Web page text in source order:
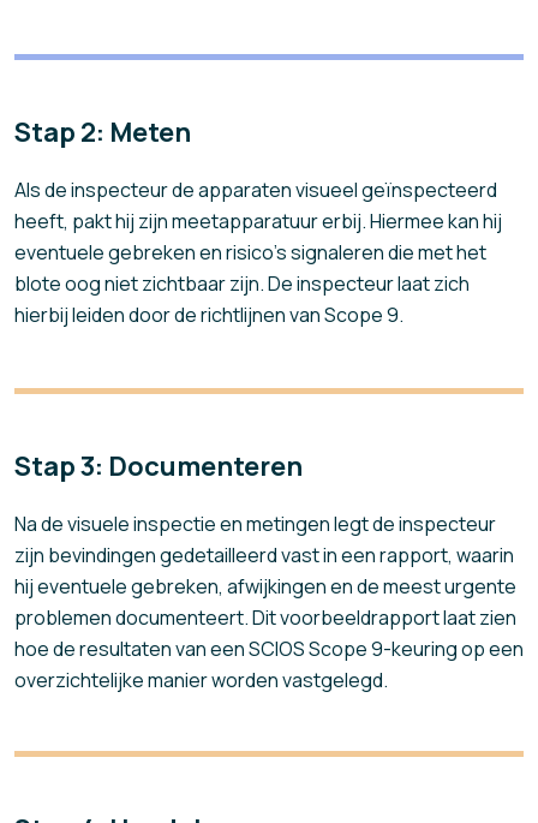
Stap 2: Meten
Als de inspecteur de apparaten visueel geïnspecteerd
heeft, pakt hij zijn meetapparatuur erbij. Hiermee kan hij
eventuele gebreken en risico’s signaleren die met het
blote oog niet zichtbaar zijn. De inspecteur laat zich
hierbij leiden door de richtlijnen van Scope 9.
Stap 3: Documenteren
Na de visuele inspectie en metingen legt de inspecteur
zijn bevindingen gedetailleerd vast in een rapport, waarin
hij eventuele gebreken, afwijkingen en de meest urgente
problemen documenteert. Dit voorbeeldrapport laat zien
hoe de resultaten van een SCIOS Scope 9-keuring op een
overzichtelijke manier worden vastgelegd.